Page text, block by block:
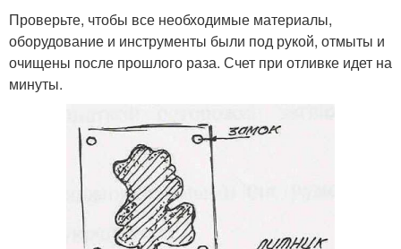
Проверьте, чтобы все необходимые материалы,
оборудование и инструменты были под рукой, отмыты и
очищены после прошлого раза. Счет при отливке идет на
минуты.